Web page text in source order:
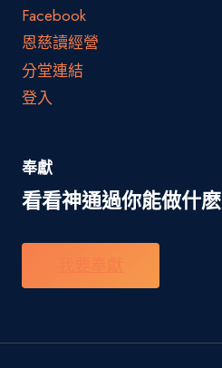
Facebook
恩慈讀經營
分堂連結
登入
奉獻
看看神通過你能做什麽